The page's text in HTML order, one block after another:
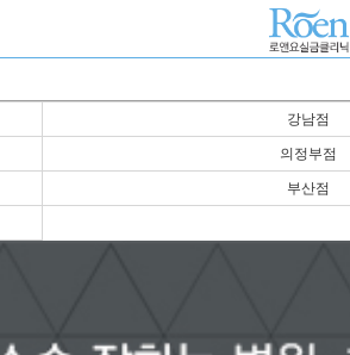
강남점
의정부점
부산점